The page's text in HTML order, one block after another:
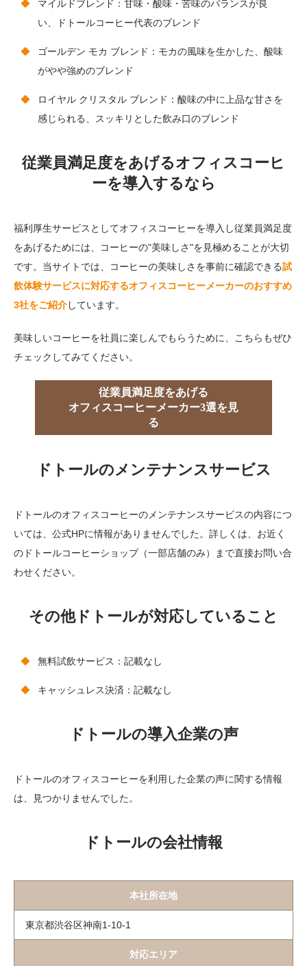
マイルドブレンド：甘味・酸味・苦味のバランスが良
い、ドトールコーヒー代表のブレンド
ゴールデン モカ ブレンド：モカの風味を生かした、酸味
がやや強めのブレンド
ロイヤル クリスタル ブレンド：酸味の中に上品な甘さを
感じられる、スッキリとした飲み口のブレンド
従業員満足度をあげるオフィスコーヒ
ーを導入するなら
福利厚生サービスとしてオフィスコーヒーを導入し従業員満足度
をあげるためには、コーヒーの"美味しさ"を見極めることが大切
です。当サイトでは、コーヒーの美味しさを事前に確認できる試
飲体験サービスに対応するオフィスコーヒーメーカーのおすすめ
3社をご紹介しています。
美味しいコーヒーを社員に楽しんでもらうために、こちらもぜひ
チェックしてみてください。
従業員満足度をあげる
オフィスコーヒーメーカー3選を見
る
ドトールのメンテナンスサービス
ドトールのオフィスコーヒーのメンテナンスサービスの内容につ
いては、公式HPに情報がありませんでした。詳しくは、お近く
のドトールコーヒーショップ（一部店舗のみ）まで直接お問い合
わせください。
その他ドトールが対応していること
無料試飲サービス：記載なし
キャッシュレス決済：記載なし
ドトールの導入企業の声
ドトールのオフィスコーヒーを利用した企業の声に関する情報
は、見つかりませんでした。
ドトールの会社情報
本社所在地
東京都渋谷区神南1-10-1
対応エリア